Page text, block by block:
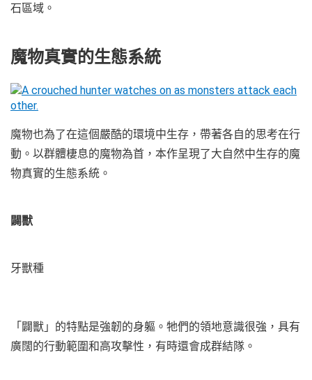
石區域。
魔物真實的生態系統
魔物也為了在這個嚴酷的環境中生存，帶著各自的思考在行
動。以群體棲息的魔物為首，本作呈現了大自然中生存的魔
物真實的生態系統。
闢獸
牙獸種
「闢獸」的特點是強韌的身軀。牠們的領地意識很強，具有
廣闊的行動範圍和高攻擊性，有時還會成群結隊。